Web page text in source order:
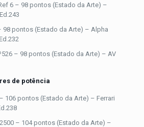
6 – 98 pontos (Estado da Arte) –
98 pontos (Estado da Arte) – Alpha
– 98 pontos (Estado da Arte) – AV
de potência
106 pontos (Estado da Arte) – Ferrari
– 104 pontos (Estado da Arte) –